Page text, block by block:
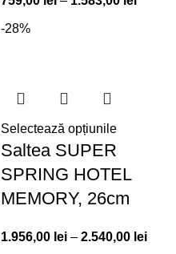
-28%
Selectează opțiunile
Saltea SUPER
SPRING HOTEL
MEMORY, 26cm
1.956,00 lei – 2.540,00 lei